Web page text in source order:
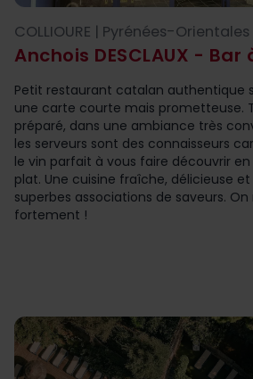
Anchois DESCLAUX - Bar
COLLIOURE | Pyrénées-
Petit restaurant catalan authentique
une carte courte mais prometteuse.
préparé, dans une ambiance très
les serveurs sont des connaisseurs
le vin parfait à vous faire découvrir
plat. Une cuisine fraîche, délicieuse
superbes associations de saveurs.
fortement !